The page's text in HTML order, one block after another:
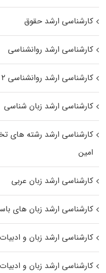
کارشناسی ارشد حقوق
کارشناسی ارشد روانشناسی
کارشناسی ارشد روانشناسی ۲
کارشناسی ارشد زبان شناسی
کارشناسی ارشد رﺷﺘﻪ ﻫﺎی
اﻣﻴﻦ
کارشناسی ارشد زبان عربی
کارشناسی ارشد زبان‌ های
کارشناسی ارشد زبان و
کارشناسی ارشد زبان و